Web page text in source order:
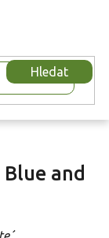
Hledat
and